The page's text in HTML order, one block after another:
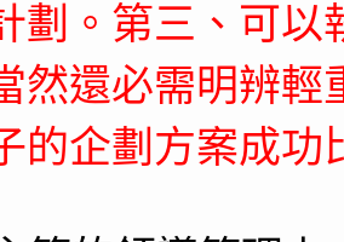
劃。第三、可
然還必需明辨
的企劃方案成功